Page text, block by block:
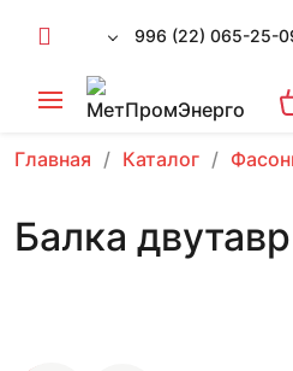
996 (22) 065-25-
Главная Каталог
Балка